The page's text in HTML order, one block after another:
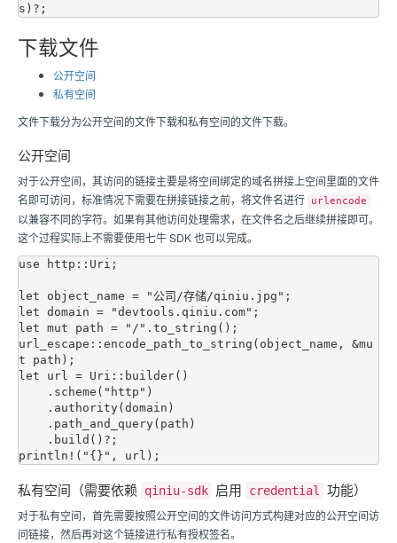
下载文件
公开空间
私有空间
文件下载分为公开空间的文件下载和私有空间的文件下载。
公开空间
对于公开空间，其访问的链接主要是将空间绑定的域名拼接上空间里面的文件
名即可访问，标准情况下需要在拼接链接之前，将文件名进行
urlencode
以兼容不同的字符。如果有其他访问处理需求，在文件名之后继续拼接即可。
这个过程实际上不需要使用七牛SDK 也可以完成。
use http::Uri;
let object_name = "公司/存储/qiniu.jpg";
let domain = "devtools.qiniu.com";
let mut path = "/".to_string();
url_escape::encode_path_to_string(object_name, &mu
t path);
let url = Uri::builder()
私有空间（需要依赖 qiniu-sdk 启用 credential 功能）
对于私有空间，首先需要按照公开空间的文件访问方式构建对应的公开空间访
问链接，然后再对这个链接进行私有授权签名。